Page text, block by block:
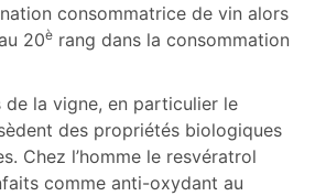
consommatrice de vin alors
20è rang dans la consommation
de la vigne, en particulier le
des propriétés biologiques
Chez l’homme le resvératrol
comme anti-oxydant au